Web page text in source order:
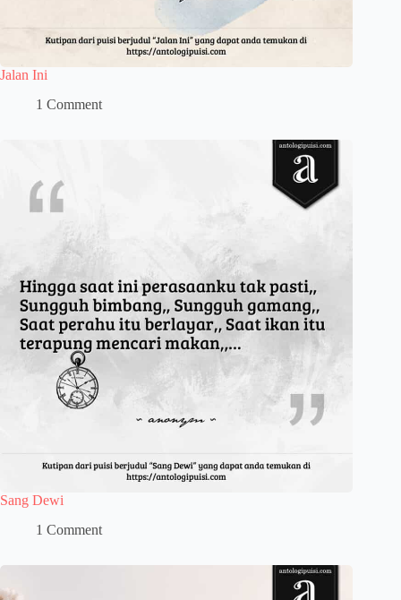
Jalan Ini
1 Comment
Sang Dewi
1 Comment